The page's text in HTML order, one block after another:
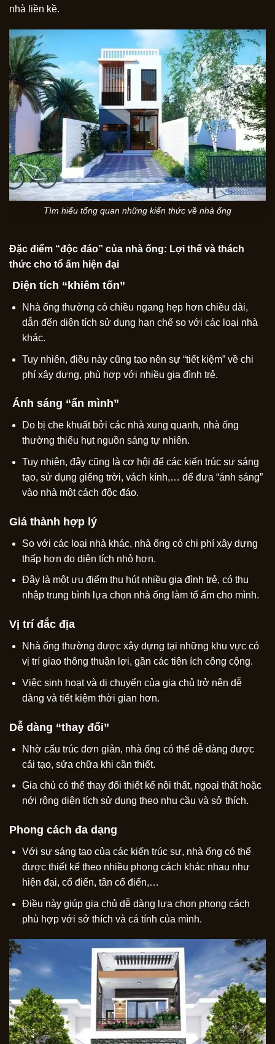
nhà liền kề.
Tìm hiểu tổng quan những kiến thức về nhà ống
Đặc điểm “độc đáo” của nhà ống: Lợi thế và thách
thức cho tổ ấm hiện đại
Diện tích “khiêm tốn”
Nhà ống thường có chiều ngang hẹp hơn chiều dài,
dẫn đến diện tích sử dụng hạn chế so với các loại nhà
khác.
Tuy nhiên, điều này cũng tạo nên sự “tiết kiệm” về chi
phí xây dựng, phù hợp với nhiều gia đình trẻ.
Ánh sáng “ẩn mình”
Do bị che khuất bởi các nhà xung quanh, nhà ống
thường thiếu hụt nguồn sáng tự nhiên.
Tuy nhiên, đây cũng là cơ hội để các kiến trúc sư sáng
tạo, sử dụng giếng trời, vách kính,… để đưa “ánh sáng”
vào nhà một cách độc đáo.
Giá thành hợp lý
So với các loại nhà khác, nhà ống có chi phí xây dựng
thấp hơn do diện tích nhỏ hơn.
Đây là một ưu điểm thu hút nhiều gia đình trẻ, có thu
nhập trung bình lựa chọn nhà ống làm tổ ấm cho mình.
Vị trí đắc địa
Nhà ống thường được xây dựng tại những khu vực có
vị trí giao thông thuận lợi, gần các tiện ích công cộng.
Việc sinh hoạt và di chuyển của gia chủ trở nên dễ
dàng và tiết kiệm thời gian hơn.
Dễ dàng “thay đổi”
Nhờ cấu trúc đơn giản, nhà ống có thể dễ dàng được
cải tạo, sửa chữa khi cần thiết.
Gia chủ có thể thay đổi thiết kế nội thất, ngoại thất hoặc
nới rộng diện tích sử dụng theo nhu cầu và sở thích.
Phong cách đa dạng
Với sự sáng tạo của các kiến trúc sư, nhà ống có thể
được thiết kế theo nhiều phong cách khác nhau như
hiện đại, cổ điển, tân cổ điển,…
Điều này giúp gia chủ dễ dàng lựa chọn phong cách
phù hợp với sở thích và cá tính của mình.